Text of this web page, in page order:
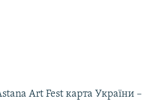
Art Fest карта України –